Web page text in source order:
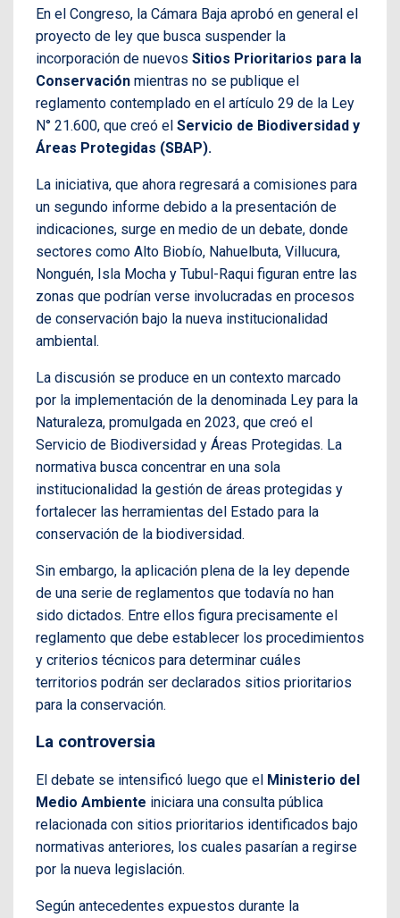
En el Congreso, la Cámara Baja aprobó en general el
proyecto de ley que busca suspender la
incorporación de nuevos Sitios Prioritarios para la
Conservación mientras no se publique el
reglamento contemplado en el artículo 29 de la Ley
N° 21.600, que creó el Servicio de Biodiversidad y
Áreas Protegidas (SBAP).
La iniciativa, que ahora regresará a comisiones para
un segundo informe debido a la presentación de
indicaciones, surge en medio de un debate, donde
sectores como Alto Biobío, Nahuelbuta, Villucura,
Nonguén, Isla Mocha y Tubul-Raqui figuran entre las
zonas que podrían verse involucradas en procesos
de conservación bajo la nueva institucionalidad
ambiental.
La discusión se produce en un contexto marcado
por la implementación de la denominada Ley para la
Naturaleza, promulgada en 2023, que creó el
Servicio de Biodiversidad y Áreas Protegidas. La
normativa busca concentrar en una sola
institucionalidad la gestión de áreas protegidas y
fortalecer las herramientas del Estado para la
conservación de la biodiversidad.
Sin embargo, la aplicación plena de la ley depende
de una serie de reglamentos que todavía no han
sido dictados. Entre ellos figura precisamente el
reglamento que debe establecer los procedimientos
y criterios técnicos para determinar cuáles
territorios podrán ser declarados sitios prioritarios
para la conservación.
La controversia
El debate se intensificó luego que el Ministerio del
Medio Ambiente iniciara una consulta pública
relacionada con sitios prioritarios identificados bajo
normativas anteriores, los cuales pasarían a regirse
por la nueva legislación.
Según antecedentes expuestos durante la